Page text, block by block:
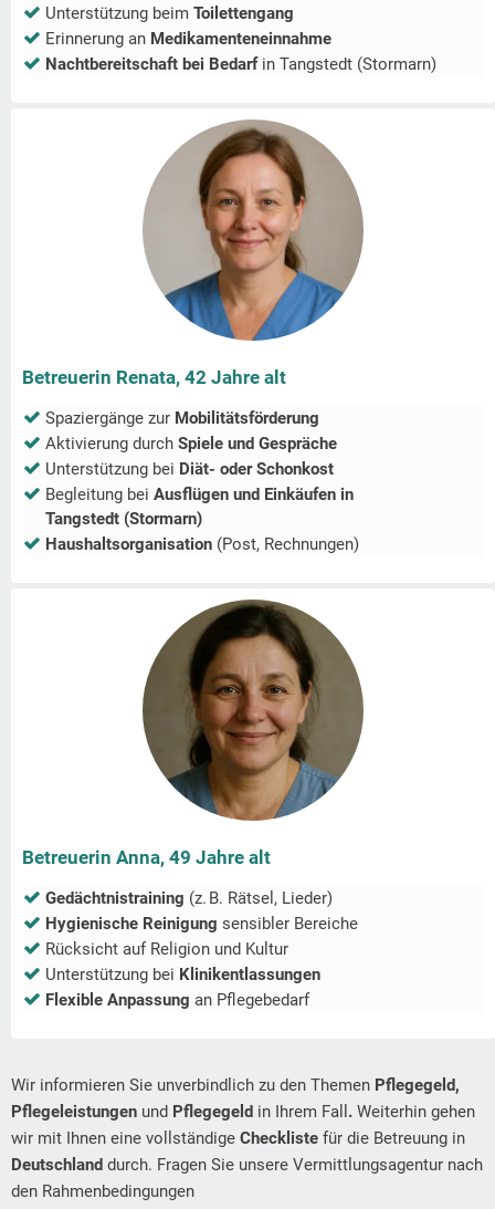
Unterstützung beim Toilettengang
Erinnerung an Medikamenteneinnahme
Nachtbereitschaft bei Bedarfin Tangstedt (Stormarn)
Betreuerin Renata, 42 Jahre alt
Spaziergänge zur Mobilitätsförderung
Aktivierung durch Spiele und Gespräche
Unterstützung bei Diät- oder Schonkost
Begleitung bei Ausflügen und Einkäufen in
Tangstedt (Stormarn)
Haushaltsorganisation (Post, Rechnungen)
Betreuerin Anna, 49 Jahre alt
Gedächtnistraining (z. B. Rätsel, Lieder)
Hygienische Reinigung sensibler Bereiche
Rücksicht auf Religion und Kultur
Unterstützung bei Klinikentlassungen
Flexible Anpassung an Pflegebedarf
Wir informieren Sie unverbindlich zu den Themen Pflegegeld,
Pflegeleistungen und Pflegegeld in Ihrem Fall . Weiterhin gehen
wir mit Ihnen eine vollständige Checkliste für die Betreuung in
Deutschland durch. Fragen Sie unsere Vermittlungsagentur nach
den Rahmenbedingungen